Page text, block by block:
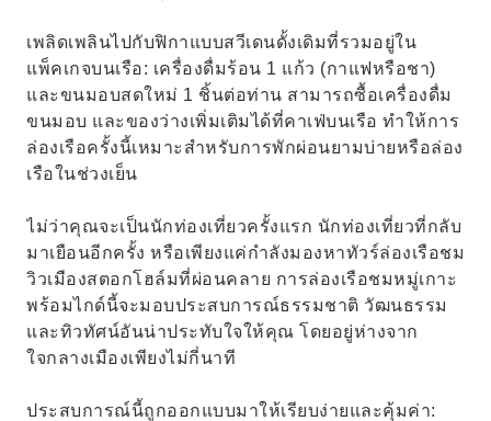
เพลิดเพลินไปกับฟิกาแบบสวีเดนดั้งเดิมที่รวมอยู่ใน
แพ็คเกจบนเรือ: เครื่องดื่มร้อน 1 แก้ว (กาแฟหรือชา)
และขนมอบสดใหม่ 1 ชิ้นต่อท่าน สามารถซื้อเครื่องดื่ม
ขนมอบ และของว่างเพิ่มเติมได้ที่คาเฟ่บนเรือ ทำให้การ
ล่องเรือครั้งนี้เหมาะสำหรับการพักผ่อนยามบ่ายหรือล่อง
เรือในช่วงเย็น
ไม่ว่าคุณจะเป็นนักท่องเที่ยวครั้งแรก นักท่องเที่ยวที่กลับ
มาเยือนอีกครั้ง หรือเพียงแค่กำลังมองหาทัวร์ล่องเรือชม
วิวเมืองสตอกโฮล์มที่ผ่อนคลาย การล่องเรือชมหมู่เกาะ
พร้อมไกด์นี้จะมอบประสบการณ์ธรรมชาติ วัฒนธรรม
และทิวทัศน์อันน่าประทับใจให้คุณ โดยอยู่ห่างจาก
ใจกลางเมืองเพียงไม่กี่นาที
ประสบการณ์นี้ถูกออกแบบมาให้เรียบง่ายและคุ้มค่า: